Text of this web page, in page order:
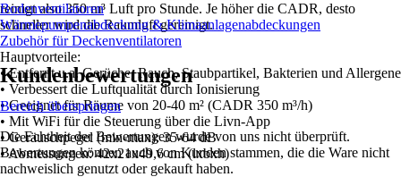
reinigt also 350 m³ Luft pro Stunde. Je höher die CADR, desto
schneller wird die Raumluft gereinigt.
Hauptvorteile:
• Entfernt u.a. Gerüche, Rauch, Staubpartikel, Bakterien und Allergene
• Verbessert die Luftqualität durch Ionisierung
• Geeignet für Räume von 20-40 m² (CADR 350 m³/h)
• Mit WiFi für die Steuerung über die Livn-App
• Geräuschpegel (min-max): 35-64 dB
• Abmessungen: 42x21x49,6 cm (lxbxh)
Bodenventilatoren
Wärmepumpenabdeckung & Klimaanlagenabdeckungen
Zubehör für Deckenventilatoren
Kundenbewertungen
Bereich überspringen
Die Echtheit der Bewertungen wurde von uns nicht überprüft.
Bewertungen können auch von Kunden stammen, die die Ware nicht
nachweislich genutzt oder gekauft haben.